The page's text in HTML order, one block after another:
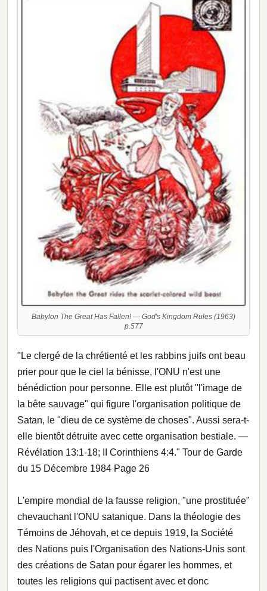
Babylon The Great Has Fallen! — God's Kingdom Rules (1963)
p.577
"Le clergé de la chrétienté et les rabbins juifs ont beau
prier pour que le ciel la bénisse, l'ONU n'est une
bénédiction pour personne. Elle est plutôt "l'image de
la bête sauvage" qui figure l'organisation politique de
Satan, le "dieu de ce système de choses". Aussi sera-t-
elle bientôt détruite avec cette organisation bestiale. —
Révélation 13:1-18; II Corinthiens 4:4." Tour de Garde
du 15 Décembre 1984 Page 26
L'empire mondial de la fausse religion, "une prostituée"
chevauchant l'ONU satanique. Dans la théologie des
Témoins de Jéhovah, et ce depuis 1919, la Société
des Nations puis l'Organisation des Nations-Unis sont
des créations de Satan pour égarer les hommes, et
toutes les religions qui pactisent avec et donc